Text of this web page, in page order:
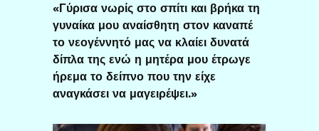
«Γύρισα νωρίς στο σπίτι και βρήκα τη
γυναίκα μου αναίσθητη στον καναπέ
το νεογέννητό μας να κλαίει δυνατά
δίπλα της ενώ η μητέρα μου έτρωγε
ήρεμα το δείπνο που την είχε
αναγκάσει να μαγειρέψει.»